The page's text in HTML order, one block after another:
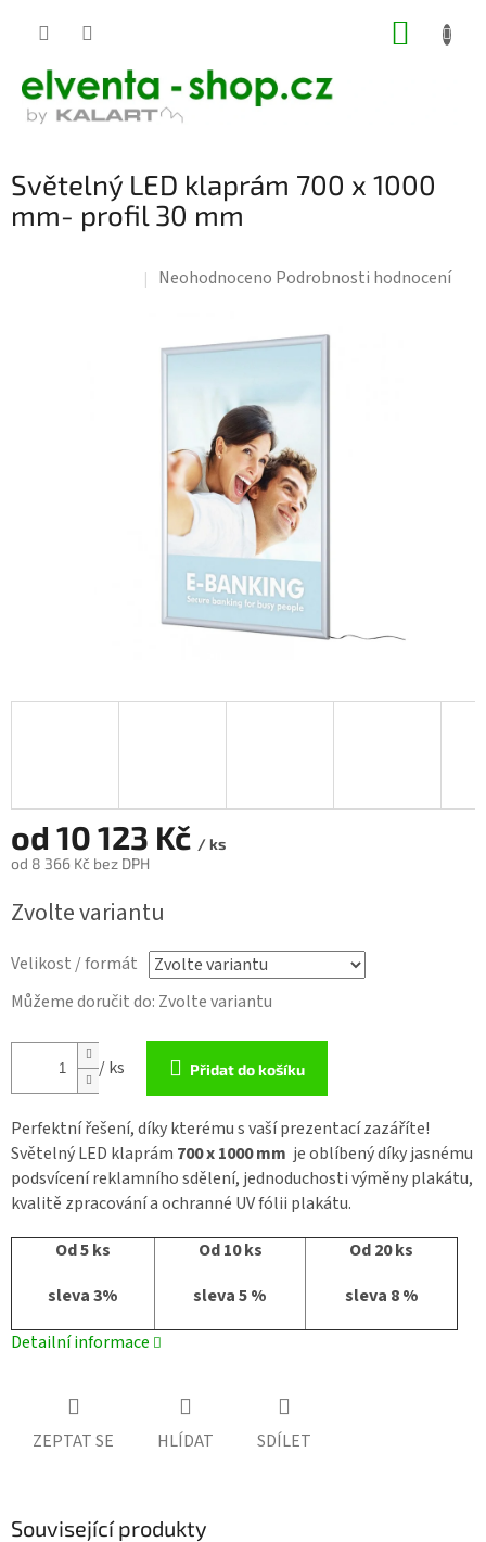
Světelný LED klaprám 700 x 1000
mm- profil 30 mm
Průměrné
je
hvězdiček.
Neohodnoceno Podrobnosti hodnocení
od 10 123 Kč / ks
od 8 366 Kč bez DPH
cena:
Zvolte variantu
Velikost / formát
Můžeme doručit do: Zvolte variantu
/ ks Přidat do košíku
Perfektní řešení, díky kterému s vaší prezentací zazáříte!
Světelný LED klaprám 700 x 1000 mm je oblíbený díky jasnému
podsvícení reklamního sdělení, jednoduchosti výměny plakátu,
kvalitě zpracování a ochranné UV fólii plakátu.
Od 5 ks
sleva 3%
Od 10 ks
sleva 5 %
Od 20 ks
sleva 8 %
Detailní informace
ZEPTAT SE HLÍDAT SDÍLET
Související produkty